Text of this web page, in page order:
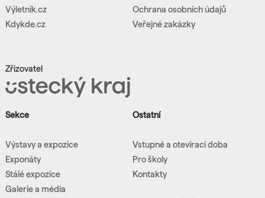
Výletník.cz
Kdykde.cz
Zřizovatel
Ochrana osobních údajů
Veřejné zakázky
Sekce
Výstavy a expozice
Exponáty
Stálé expozice
Galerie a média
Ostatní
Vstupné a otevírací doba
Pro školy
Kontakty